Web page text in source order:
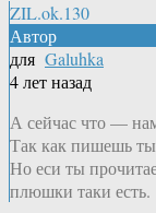
ZIL.ok.130
Автор
для Galuhka
4 лет назад
А сейчас что —
Так как пишешь ты
Но еси ты
плюшки таки есть.